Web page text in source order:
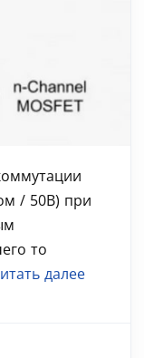
/ 50В) при
то
далее